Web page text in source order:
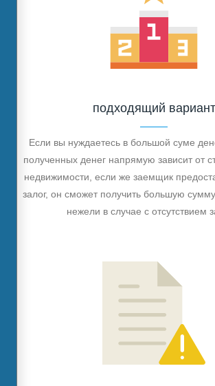
подходящий вариант
Если вы нуждаетесь в большой суме
полученных денег напрямую зависит от
недвижимости, если же заемщик
залог, он сможет получить большую
нежели в случае с отсутствием